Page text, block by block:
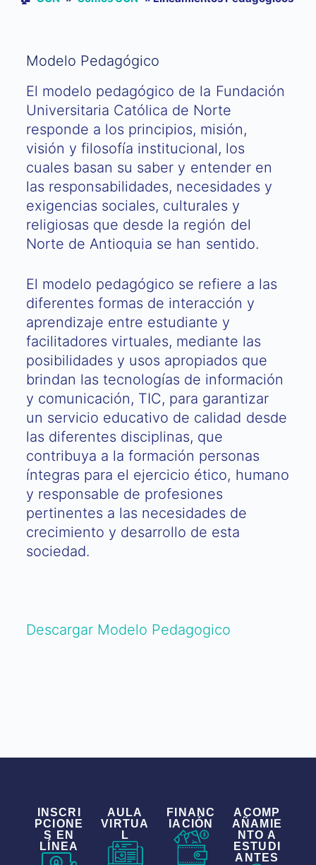
Modelo Pedagógico
El modelo pedagógico de la Fundación
Universitaria Católica de Norte
responde a los principios, misión,
visión y filosofía institucional, los
cuales basan su saber y entender en
las responsabilidades, necesidades y
exigencias sociales, culturales y
religiosas que desde la región del
Norte de Antioquia se han sentido.
El modelo pedagógico se refiere a las
diferentes formas de interacción y
aprendizaje entre estudiante y
facilitadores virtuales, mediante las
posibilidades y usos apropiados que
brindan las tecnologías de información
y comunicación, TIC, para garantizar
un servicio educativo de calidad desde
las diferentes disciplinas, que
contribuya a la formación personas
íntegras para el ejercicio ético, humano
y responsable de profesiones
pertinentes a las necesidades de
crecimiento y desarrollo de esta
sociedad.
Descargar Modelo Pedagogico
INSCRI
PCIONE
S EN
LÍNEA
AULA
VIRTUA
L
FINANC
IACIÓN
ACOMP
AÑAMIE
NTO A
ESTUDI
ANTES